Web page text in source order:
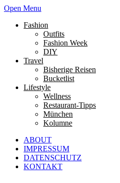
Open Menu
Fashion
Outfits
Fashion Week
DIY
Travel
Bisherige Reisen
Bucketlist
Lifestyle
Wellness
Restaurant-Tipps
München
Kolumne
ABOUT
IMPRESSUM
DATENSCHUTZ
KONTAKT